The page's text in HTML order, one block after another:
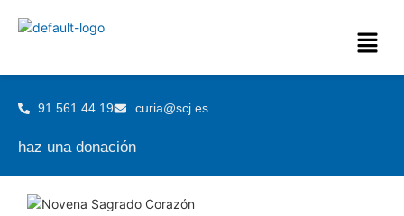
91 561 44 19 curia@scj.es
haz una donación